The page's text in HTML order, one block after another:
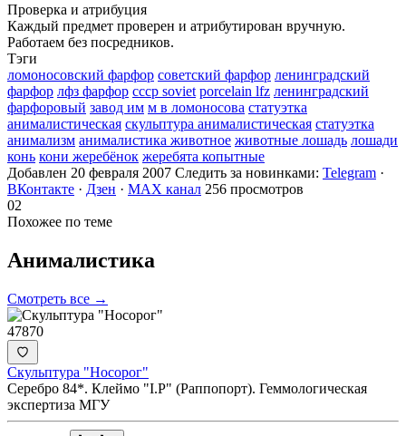
Проверка и атрибуция
Каждый предмет проверен и атрибутирован вручную.
Работаем без посредников.
Тэги
ломоносовский фарфор советский фарфор ленинградский
фарфор лфз фарфор ссср soviet porcelain lfz ленинградский
фарфоровый завод им м в ломоносова статуэтка
анималистическая скульптура анималистическая статуэтка
анимализм анималистика животное животные лошадь лошади
конь кони жеребёнок жеребята копытные
Добавлен 20 февраля 2007 Следить за новинками: Telegram ·
ВКонтакте · Дзен · MAX канал 256 просмотров
02
Похожее по теме
Анималистика
Смотреть все →
47870
Скульптура "Носорог"
Серебро 84*. Клеймо "I.Р" (Раппопорт). Геммологическая
экспертиза МГУ